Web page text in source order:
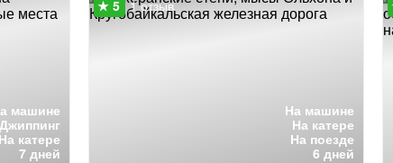
машине
Джиппинг
На катере
7 дней
На машине
На катере
На поезде
6 дней
1 отзыв